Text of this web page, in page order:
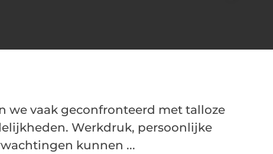
we vaak geconfronteerd met talloze
Werkdruk, persoonlijke
kunnen ...